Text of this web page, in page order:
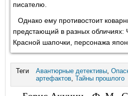
писателю.
Однако ему противостоит
предстающий в разных обличиях:
Красной шапочки, персонажа
Теги Авантюрные детективы,
артефактов, Тайны прошлого